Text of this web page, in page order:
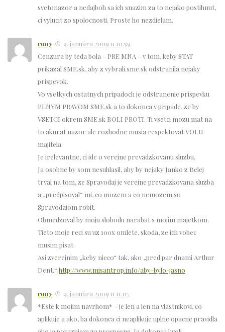
svetonazor a nedajboh sa ich snazim za to nejako postihnut,
ci vylucit zo spolocnosti. Proste ho nezdielam.
rony
9. januára 2009 o 10.59
Cenzura by teda bola – PRE MNA – v tom, keby STAT
prikazal SME.sk, aby z vybrali.sme.sk odstranila nejaky
prispevok.
Vo vsetkych ostatnych pripadoch je odstranenie prispevku
PLNYM PRAVOM SME.sk a to dokonca v pripade, ze by
VSETCI okrem SME.sk BOLI PROTI. Ti vsetci mozu mat na
to akurat nazor ale rozhodne musia respektovat VOLU
majitela.
Je irelevantne, ci ide o verejne prevadzkovanu sluzbu.
Ja osobne by som nesuhlasil, aby by nejaky Janko z Belej
trval na tom, ze Spravodaj je verejne prevadzkovana sluzba
a „predpisoval“ mi, co mozem a co nemozem so
Spravodajom robit.
Obmedzoval by moju slobodu narabat s mojim majetkom.
Tieto moje reci su uz 100x omlete, skoda, ze ich vobec
musim pisat.
Asi zverejnim „keby nieco“ tak, ako „pred par dnami Arthur
Dent.“:http://www.misantrop.info/aby-bylo-jasno
rony
9. januára 2009 o 11.07
*Este k mojim navrhom* – je len a len na vlastnikovi, co
aplikuje a ako, ba dokonca ci neaplikuje uplne opacne pravidla